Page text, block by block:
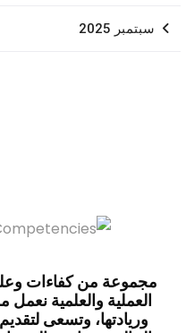
سبتمبر 2025
مجموعة من كفاءات
العملية والعلمية
وريادتها، وتسعى